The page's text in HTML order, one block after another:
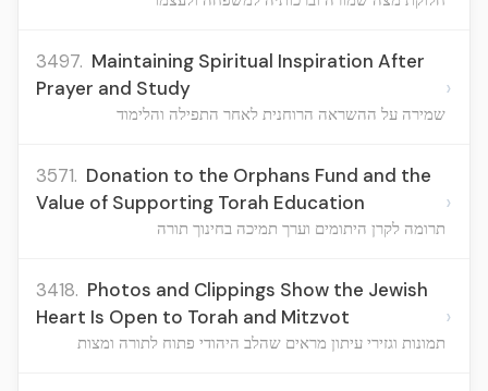
3497. Maintaining Spiritual Inspiration After
Prayer and Study
שמירה על ההשראה הרוחנית לאחר התפילה והלימוד
›
3571. Donation to the Orphans Fund and the
Value of Supporting Torah Education
תרומה לקרן היתומים וערך תמיכה בחינוך תורה
›
3418. Photos and Clippings Show the Jewish
Heart Is Open to Torah and Mitzvot
תמונות וגזירי עיתון מראים שהלב היהודי פתוח לתורה ומצות
›